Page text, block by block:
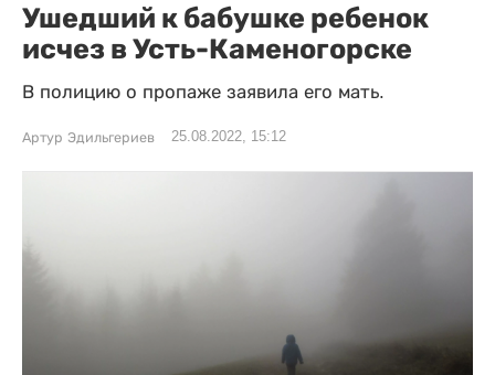
Ушедший к бабушке ребенок
исчез в Усть-Каменогорске
В полицию о пропаже заявила его мать.
Артур Эдильгериев 25.08.2022, 15:12